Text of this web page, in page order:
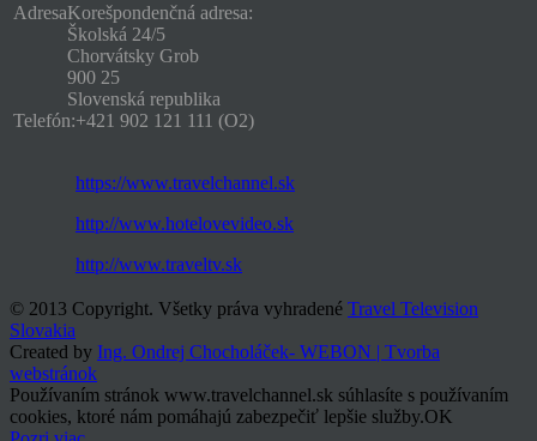
AdresaKorešpondenčná adresa:
Školská 24/5
Chorvátsky Grob
900 25
Slovenská republika
Telefón:+421 902 121 111 (O2)
https://www.travelchannel.sk
http://www.hotelovevideo.sk
http://www.traveltv.sk
© 2013 Copyright. Všetky práva vyhradené Travel Television
Slovakia
Created by Ing. Ondrej Chocholáček- WEBON | Tvorba
webstránok
Používaním stránok www.travelchannel.sk súhlasíte s používaním
cookies, ktoré nám pomáhajú zabezpečiť lepšie služby.OK